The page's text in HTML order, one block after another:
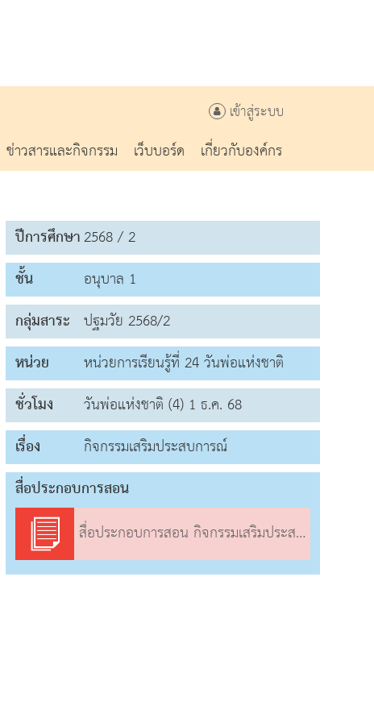
เข้าสู่ระบบ
ข่าวสารและกิจกรรม เว็บบอร์ด
เกี่ยวกับองค์กร
ปีการศึกษา2568 / 2
ชั้น
อนุบาล 1
กลุ่มสาระ ปฐมวัย 2568/2
หน่วย
หน่วยการเรียนรู้ที่ 24 วันพ่อแห่งชาติ
ชั่วโมง
วันพ่อแห่งชาติ (4) 1 ธ.ค. 68
เรื่อง
กิจกรรมเสริมประสบการณ์
สื่อประกอบการสอน
สื่อประกอบการสอน กิจกรรมเสริมประสบการณ์